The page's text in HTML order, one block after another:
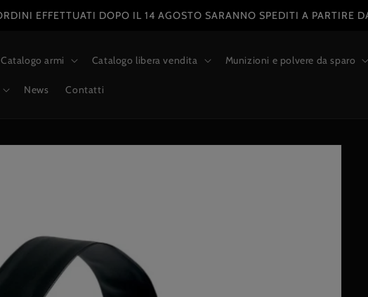
SPEDIZIONE GRATUITA SU ORDINI ONLINE SUPERIORI A 100€
Catalogo armi Catalogo libera vendita Munizioni e polvere da sparo
News Contatti